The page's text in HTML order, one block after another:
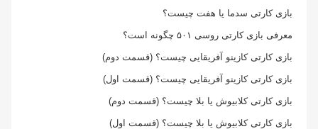
بازی کارتی سدما یا هفت چیست؟
معرفی بازی کارتی روسی ۵۰۱ چگونه است؟
بازی کارتی کازینو آفریقایی چیست؟ (قسمت دوم)
بازی کارتی کازینو آفریقایی چیست؟ (قسمت اول)
بازی کارتی کلابیوش یا بلا چیست؟ (قسمت دوم)
بازی کارتی کلابیوش یا بلا چیست؟ (قسمت اول)